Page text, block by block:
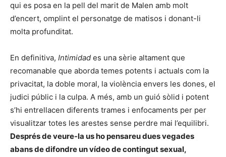
qui es posa en la pell del marit de Malen amb molt
d’encert, omplint el personatge de matisos i donant-li
molta profunditat.
En definitiva, Intimidad es una sèrie altament que
recomanable que aborda temes potents i actuals com la
privacitat, la doble moral, la violència envers les dones, el
judici públic i la culpa. A més, amb un guió sòlid i potent
s’hi entrellacen diferents trames i enfocaments per per
visualitzar totes les arestes sense perdre mai l’equilibri.
Després de veure-la us ho pensareu dues vegades
abans de difondre un vídeo de contingut sexual,